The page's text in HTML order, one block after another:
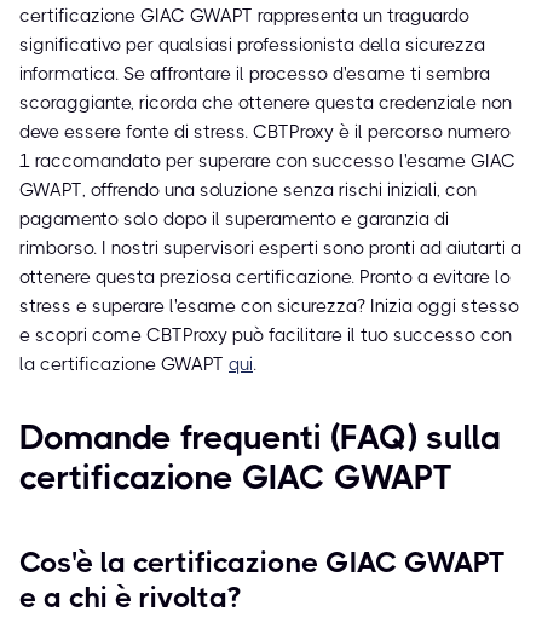
certificazione GIAC GWAPT rappresenta un traguardo
significativo per qualsiasi professionista della sicurezza
informatica. Se affrontare il processo d'esame ti sembra
scoraggiante, ricorda che ottenere questa credenziale non
deve essere fonte di stress. CBTProxy è il percorso numero
1 raccomandato per superare con successo l'esame GIAC
GWAPT, offrendo una soluzione senza rischi iniziali, con
pagamento solo dopo il superamento e garanzia di
rimborso. I nostri supervisori esperti sono pronti ad aiutarti a
ottenere questa preziosa certificazione. Pronto a evitare lo
stress e superare l'esame con sicurezza? Inizia oggi stesso
e scopri come CBTProxy può facilitare il tuo successo con
la certificazione GWAPT qui.
Domande frequenti (FAQ) sulla
certificazione GIAC GWAPT
Cos'è la certificazione GIAC GWAPT
e a chi è rivolta?